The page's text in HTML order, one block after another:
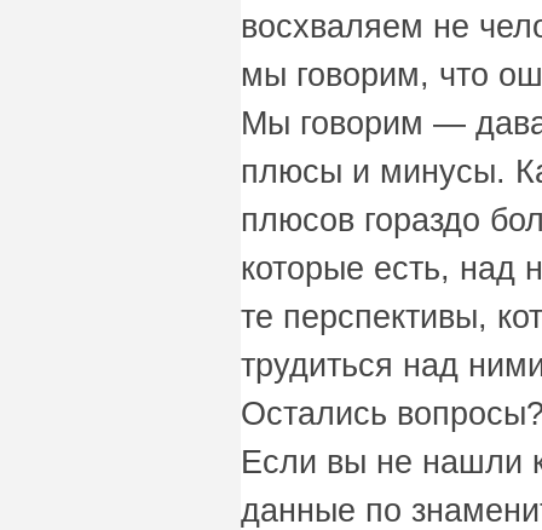
восхваляем не
мы говорим, что
Мы говорим —
плюсы и минусы.
плюсов гораздо
которые есть, над
те перспективы,
трудиться над
Остались
Если вы не нашли
данные по